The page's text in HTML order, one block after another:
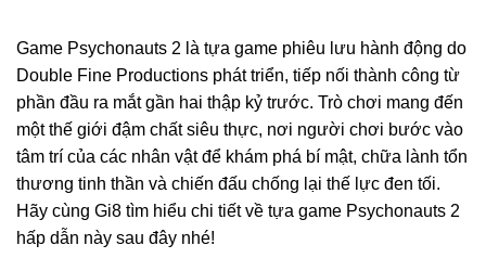
Game Psychonauts 2 là tựa game phiêu lưu hành động do
Double Fine Productions phát triển, tiếp nối thành công từ
phần đầu ra mắt gần hai thập kỷ trước. Trò chơi mang đến
một thế giới đậm chất siêu thực, nơi người chơi bước vào
tâm trí của các nhân vật để khám phá bí mật, chữa lành tổn
thương tinh thần và chiến đấu chống lại thế lực đen tối.
Hãy cùng Gi8 tìm hiểu chi tiết về tựa game Psychonauts 2
hấp dẫn này sau đây nhé!